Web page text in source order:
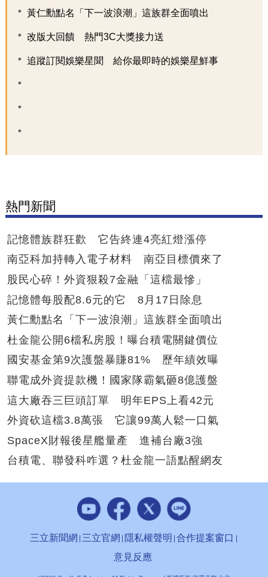
黃仁勳點名「下一波浪潮」這族群全面噴出
改版大回饋 熱門3C大獎接力送
追蹤訂閱娛樂星聞 給你最即時的娛樂星鮮事
熱門新聞
記憶體族群狂歡 它告終連4亮紅燈漲停
南亞科加持轉入電子材料 南亞目標價來了
股民心碎！外資狠殺7金融「這檔最慘」
記憶體每股配8.6元的它 8月17日除息
黃仁勳點名「下一波浪潮」這族群全面噴出
杜金龍公開6檔私房股！曝台積電關鍵價位
國安基金第9次護盤暴賺81% 歷年績效曝
聯電成外資提款機！國家隊霸氣砸8億護盤
這大廠吞三巨頭訂單 明年EPS上看42元
外資砍這檔3.8萬張 它讓99萬人鬆一口氣
SpaceX財報後星艦量產 進補台廠3強
台積電、聯發科咋選？杜金龍一語點醒網友
三立新聞網 三立官網 隱私權聲明 合作提案窗口
意見反應